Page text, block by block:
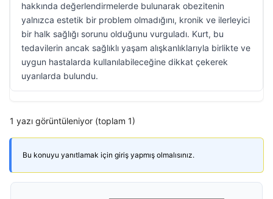
hakkında değerlendirmelerde bulunarak obezitenin
yalnızca estetik bir problem olmadığını, kronik ve ilerleyici
bir halk sağlığı sorunu olduğunu vurguladı. Kurt, bu
tedavilerin ancak sağlıklı yaşam alışkanlıklarıyla birlikte ve
uygun hastalarda kullanılabileceğine dikkat çekerek
uyarılarda bulundu.
1 yazı görüntüleniyor (toplam 1)
Bu konuyu yanıtlamak için giriş yapmış olmalısınız.